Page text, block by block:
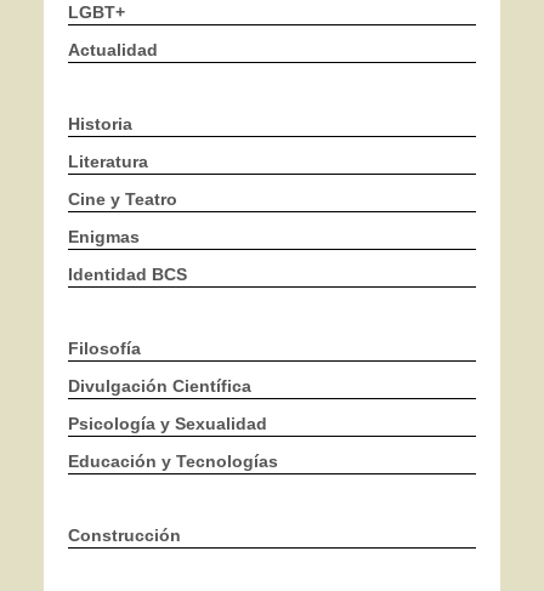
LGBT+
Actualidad
Historia
Literatura
Cine y Teatro
Enigmas
Identidad BCS
Filosofía
Divulgación Científica
Psicología y Sexualidad
Educación y Tecnologías
Construcción